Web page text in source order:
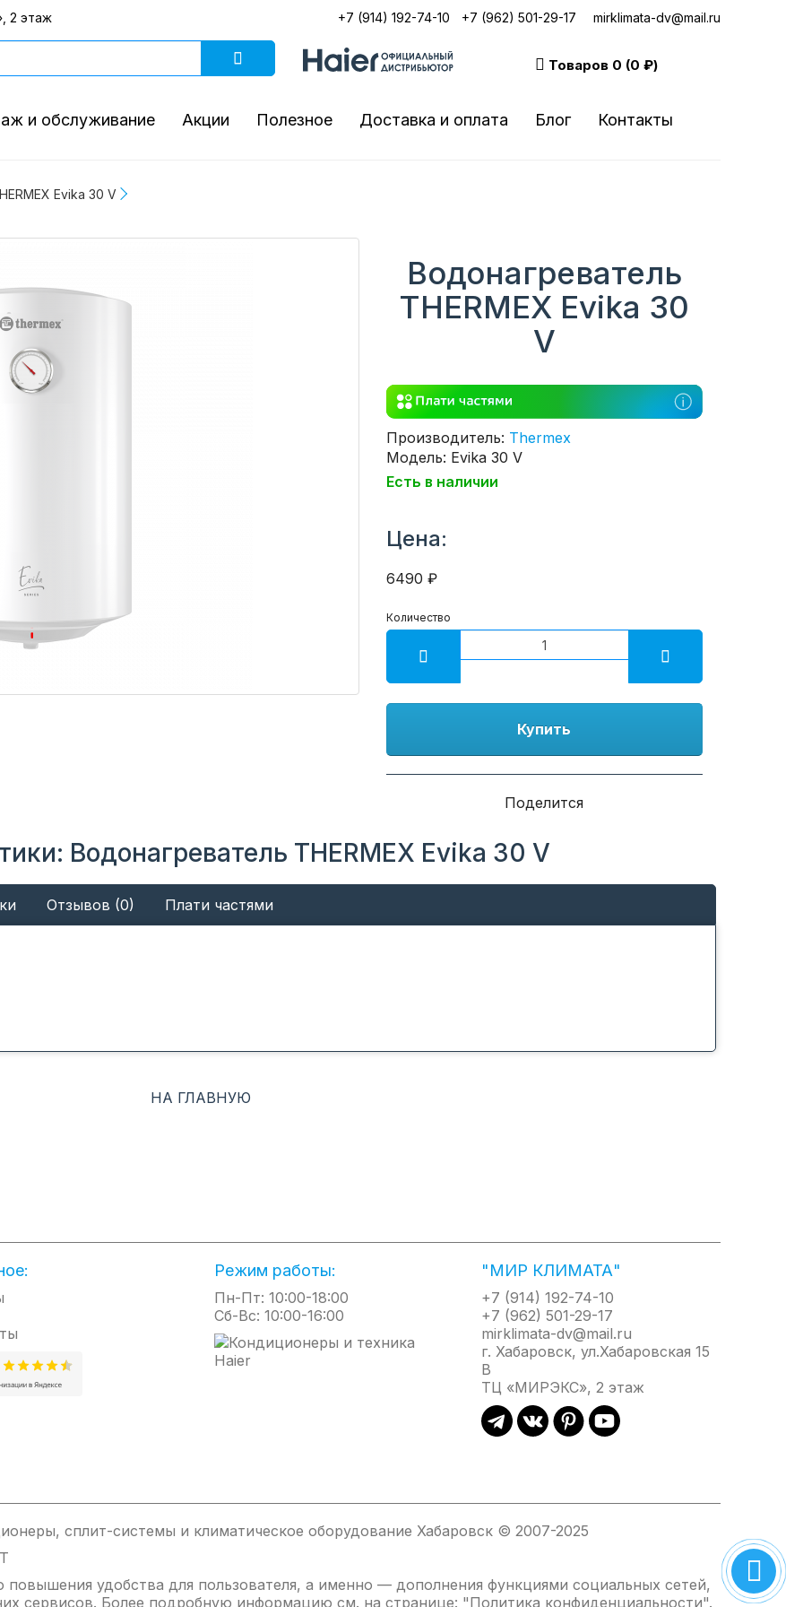
2 этаж +7 (914) 192-74-10 +7 (962) 501-29-17 mirklimata-dv@mail.ru
Товаров 0 (0 ₽)
и обслуживание Акции Полезное Доставка и оплата Блог Контакты
Evika 30 V
Водонагреватель
THERMEX Evika 30
V
Производитель: Thermex
Модель: Evika 30 V
Есть в наличии
Цена:
6490 ₽
Количество
Купить
Поделится
Водонагреватель THERMEX Evika 30 V
Отзывов (0) Плати частями
НА ГЛАВНУЮ
Режим работы:
Пн-Пт: 10:00-18:00
Сб-Вс: 10:00-16:00
"МИР КЛИМАТА"
+7 (914) 192-74-10
+7 (962) 501-29-17
mirklimata-dv@mail.ru
г. Хабаровск, ул.Хабаровская 15
В
ТЦ «МИРЭКС», 2 этаж
сплит-системы и климатическое оборудование Хабаровск © 2007-2025
удобства для пользователя, а именно — дополнения функциями социальных сетей,
сервисов. Более подробную информацию см. на странице: "Политика конфиденциальности".